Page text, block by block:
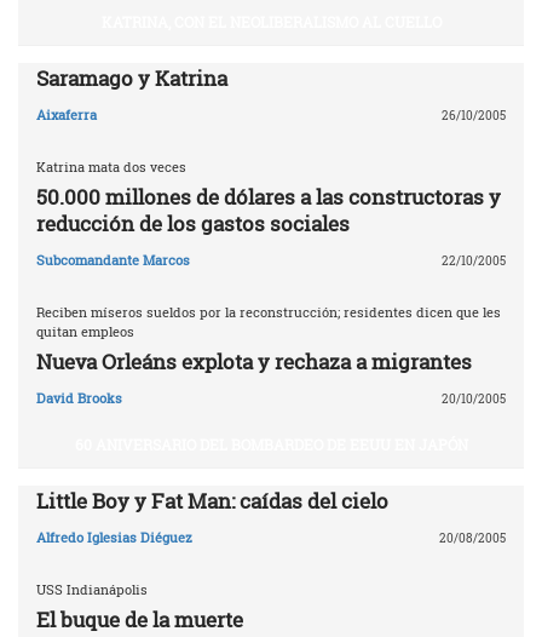
Saramago y Katrina
Aixaferra 26/10/2005
Katrina mata dos veces
50.000 millones de dólares a las constructoras y
reducción de los gastos sociales
Subcomandante Marcos 22/10/2005
Reciben míseros sueldos por la reconstrucción; residentes dicen que les
quitan empleos
Nueva Orleáns explota y rechaza a migrantes
David Brooks 20/10/2005
Little Boy y Fat Man: caídas del cielo
Alfredo Iglesias Diéguez 20/08/2005
USS Indianápolis
El buque de la muerte